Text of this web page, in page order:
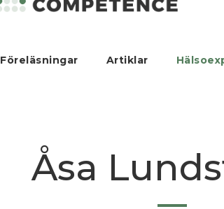
Föreläsningar Artiklar
Åsa